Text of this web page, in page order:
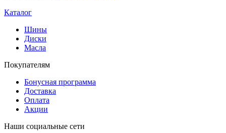
Каталог
Шины
Диски
Масла
Покупателям
Бонусная программа
Доставка
Оплата
Акции
Наши социальные сети